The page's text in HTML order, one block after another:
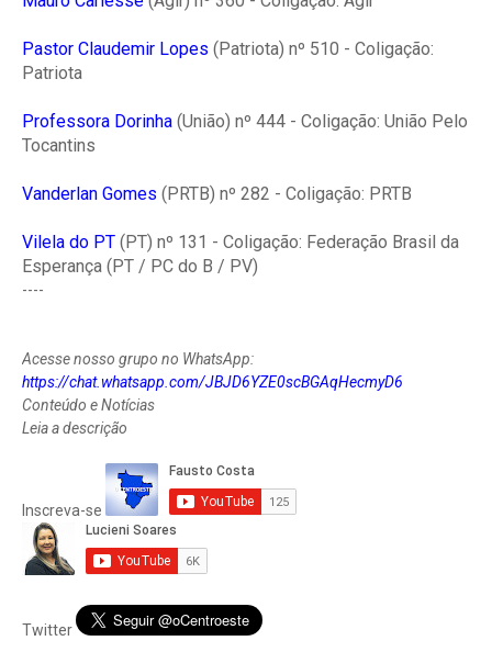
Pastor Claudemir Lopes (Patriota) nº 510 - Coligação:
Patriota
Professora Dorinha (União) nº 444 - Coligação: União Pelo
Tocantins
Vanderlan Gomes (PRTB) nº 282 - Coligação: PRTB
Vilela do PT (PT) nº 131 - Coligação: Federação Brasil da
Esperança (PT / PC do B / PV)
----
Acesse nosso grupo no WhatsApp:
https://chat.whatsapp.com/JBJD6YZE0scBGAqHecmyD6
Conteúdo e Notícias
Leia a descrição
Inscreva-se
Twitter